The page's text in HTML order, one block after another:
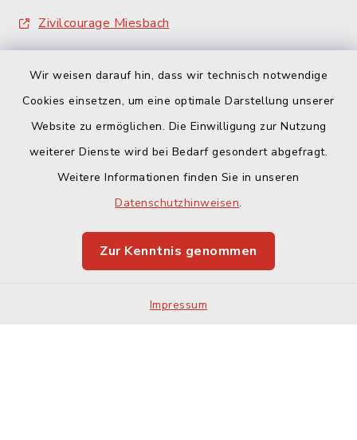
Wir weisen darauf hin, dass wir technisch notwendige
Cookies einsetzen, um eine optimale Darstellung unserer
Website zu ermöglichen. Die Einwilligung zur Nutzung
weiterer Dienste wird bei Bedarf gesondert abgefragt.
Weitere Informationen finden Sie in unseren
Datenschutzhinweisen.
Zur Kenntnis genommen
Impressum
Zivilcourage Miesbach
Barrierefreiheit
Impressum
Sitemap